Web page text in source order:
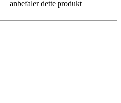
anbefaler dette produkt